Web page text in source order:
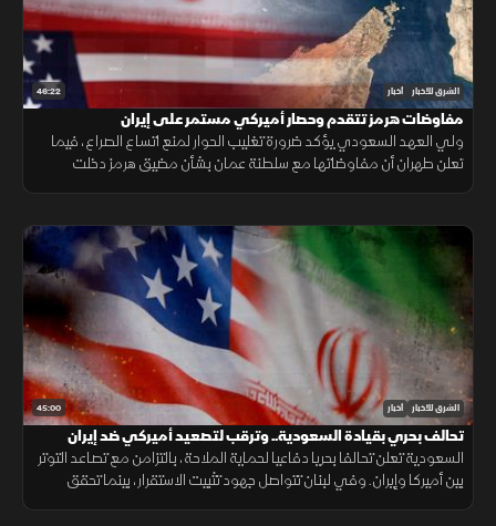
46:22 الشرق للأخبار أخبار
مفاوضات هرمز تتقدم وحصار أميركي مستمر على إيران
ولي العهد السعودي يؤكد ضرورة تغليب الحوار لمنع اتساع الصراع، فيما
تعلن طهران أن مفاوضاتها مع سلطنة عمان بشأن مضيق هرمز دخلت
45:00 الشرق للأخبار أخبار
تحالف بحري بقيادة السعودية.. وترقب لتصعيد أميركي ضد إيران
السعودية تعلن تحالفا بحريا دفاعيا لحماية الملاحة، بالتزامن مع تصاعد التوتر
بين أميركا وإيران. وفي لبنان تتواصل جهود تثبيت الاستقرار، بينما تحقق